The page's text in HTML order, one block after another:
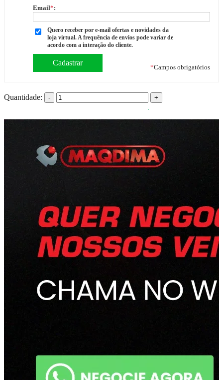
Email*:
Quero receber por e-mail ofertas e novidades da
loja virtual. A frequência de envios pode variar de
acordo com a interação do cliente.
*Campos obrigatórios
Quantidade: - +